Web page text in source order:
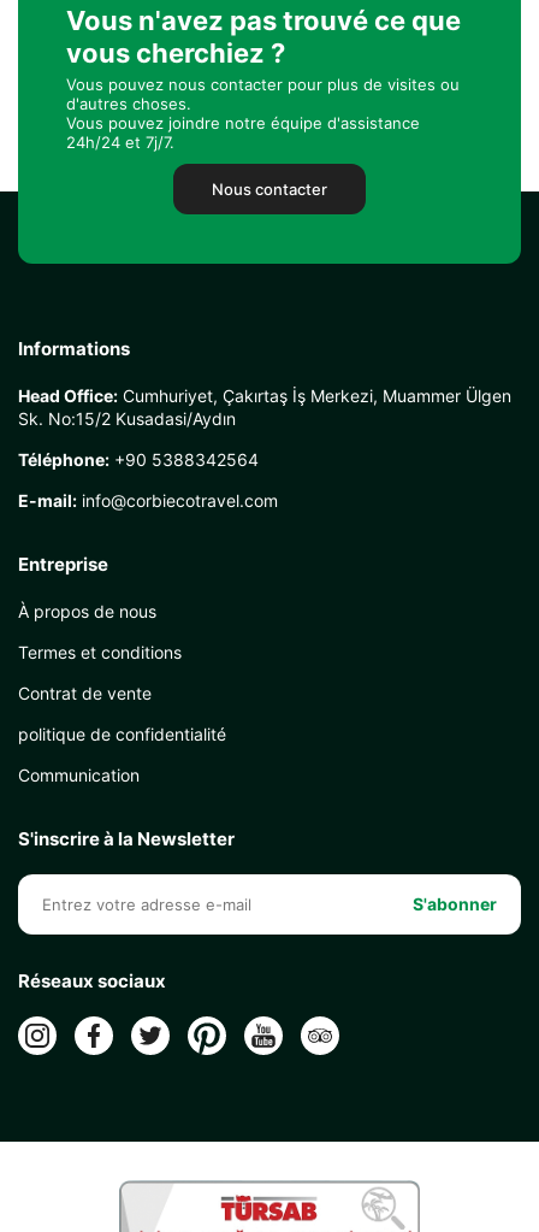
Vous n'avez pas trouvé ce que
vous cherchiez ?
Vous pouvez nous contacter pour plus de visites ou
d'autres choses.
Vous pouvez joindre notre équipe d'assistance
24h/24 et 7j/7.
Nous contacter
Informations
Head Office: Cumhuriyet, Çakırtaş İş Merkezi, Muammer Ülgen
Sk. No:15/2 Kusadasi/Aydın
Téléphone: +90 5388342564
E-mail: info@corbiecotravel.com
Entreprise
À propos de nous
Termes et conditions
Contrat de vente
politique de confidentialité
Communication
S'inscrire à la Newsletter
S'abonner
Réseaux sociaux